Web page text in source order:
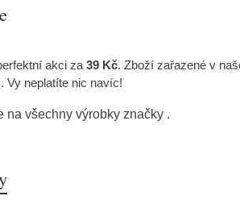
akci za 39 Kč. Zboží zařazené v
Vy neplatíte nic navíc!
na všechny výrobky značky .